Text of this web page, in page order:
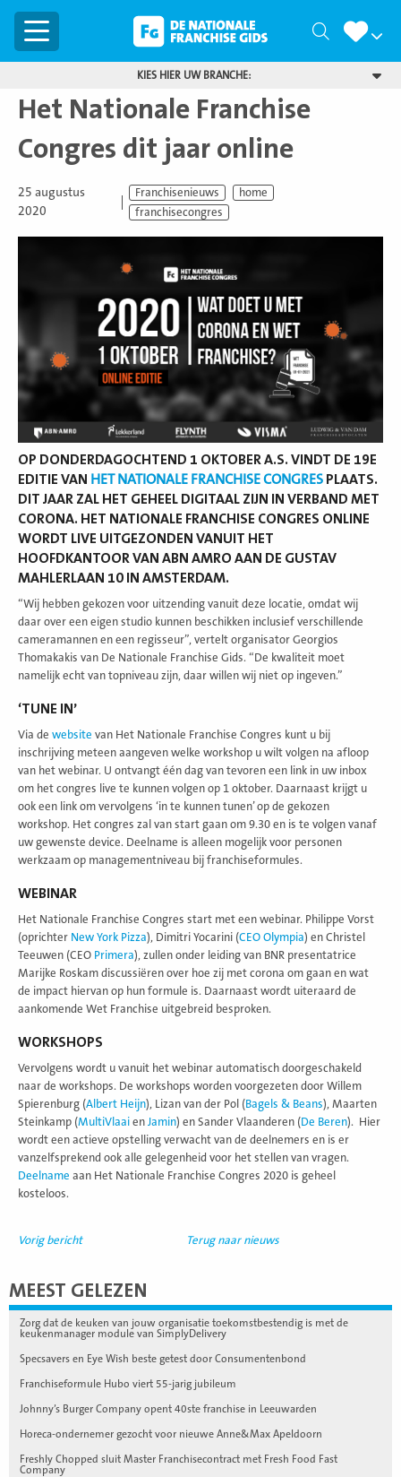
Menu Zoeken
KIES HIER UW BRANCHE:
Het Nationale Franchise
Congres dit jaar online
25 augustus
2020
Franchisenieuws
home
franchisecongres
OP DONDERDAGOCHTEND 1 OKTOBER A.S. VINDT DE 19E
EDITIE VAN HET NATIONALE FRANCHISE CONGRES PLAATS.
DIT JAAR ZAL HET GEHEEL DIGITAAL ZIJN IN VERBAND MET
CORONA. HET NATIONALE FRANCHISE CONGRES ONLINE
WORDT LIVE UITGEZONDEN VANUIT HET
HOOFDKANTOOR VAN ABN AMRO AAN DE GUSTAV
MAHLERLAAN 10 IN AMSTERDAM.
“Wij hebben gekozen voor uitzending vanuit deze locatie, omdat wij
daar over een eigen studio kunnen beschikken inclusief verschillende
cameramannen en een regisseur”, vertelt organisator Georgios
Thomakakis van De Nationale Franchise Gids. “De kwaliteit moet
namelijk echt van topniveau zijn, daar willen wij niet op ingeven.”
‘TUNE IN’
Via de website van Het Nationale Franchise Congres kunt u bij
inschrijving meteen aangeven welke workshop u wilt volgen na afloop
van het webinar. U ontvangt één dag van tevoren een link in uw inbox
om het congres live te kunnen volgen op 1 oktober. Daarnaast krijgt u
ook een link om vervolgens ‘in te kunnen tunen’ op de gekozen
workshop. Het congres zal van start gaan om 9.30 en is te volgen vanaf
uw gewenste device. Deelname is alleen mogelijk voor personen
werkzaam op managementniveau bij franchiseformules.
WEBINAR
Het Nationale Franchise Congres start met een webinar. Philippe Vorst
(oprichter New York Pizza), Dimitri Yocarini (CEO Olympia) en Christel
Teeuwen (CEO Primera), zullen onder leiding van BNR presentatrice
Marijke Roskam discussiëren over hoe zij met corona om gaan en wat
de impact hiervan op hun formule is. Daarnaast wordt uiteraard de
aankomende Wet Franchise uitgebreid besproken.
WORKSHOPS
Vervolgens wordt u vanuit het webinar automatisch doorgeschakeld
naar de workshops. De workshops worden voorgezeten door Willem
Spierenburg (Albert Heijn), Lizan van der Pol (Bagels & Beans), Maarten
Steinkamp (MultiVlaai en Jamin) en Sander Vlaanderen (De Beren). Hier
wordt een actieve opstelling verwacht van de deelnemers en is er
vanzelfsprekend ook alle gelegenheid voor het stellen van vragen.
Deelname aan Het Nationale Franchise Congres 2020 is geheel
kosteloos.
Vorig bericht Terug naar nieuws
MEEST GELEZEN
Zorg dat de keuken van jouw organisatie toekomstbestendig is met de
keukenmanager module van SimplyDelivery
Specsavers en Eye Wish beste getest door Consumentenbond
Franchiseformule Hubo viert 55-jarig jubileum
Johnny’s Burger Company opent 40ste franchise in Leeuwarden
Horeca-ondernemer gezocht voor nieuwe Anne&Max Apeldoorn
Freshly Chopped sluit Master Franchisecontract met Fresh Food Fast
Company